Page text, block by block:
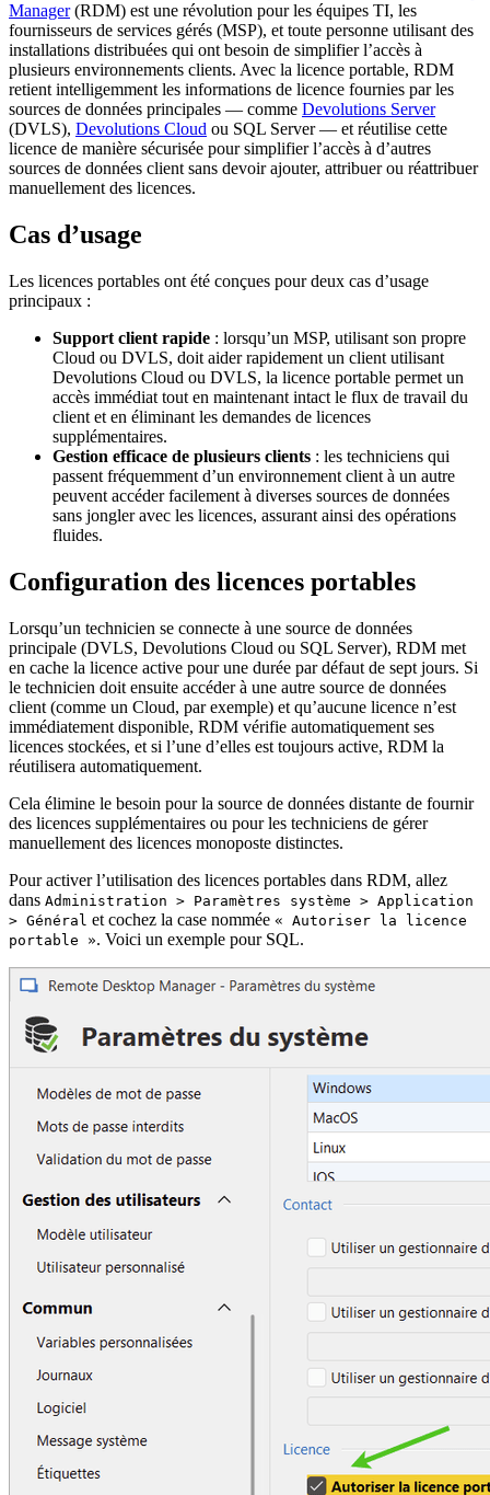
Manager(RDM) est une révolution pour les équipes TI, les
fournisseurs de services gérés (MSP), et toute personne utilisant des
installations distribuées qui ont besoin de simplifier l’accès à
plusieurs environnements clients. Avec la licence portable, RDM
retient intelligemment les informations de licence fournies par les
sources de données principales — comme Devolutions Server
(DVLS), Devolutions Cloud ou SQL Server — et réutilise cette
licence de manière sécurisée pour simplifier l’accès à d’autres
sources de données client sans devoir ajouter, attribuer ou réattribuer
manuellement des licences.
Cas d’usage
Les licences portables ont été conçues pour deux cas d’usage
principaux :
Support client rapide : lorsqu’un MSP, utilisant son propre
Cloud ou DVLS, doit aider rapidement un client utilisant
Devolutions Cloud ou DVLS, la licence portable permet un
accès immédiat tout en maintenant intact le flux de travail du
client et en éliminant les demandes de licences
supplémentaires.
Gestion efficace de plusieurs clients : les techniciens qui
passent fréquemment d’un environnement client à un autre
peuvent accéder facilement à diverses sources de données
sans jongler avec les licences, assurant ainsi des opérations
fluides.
Configuration des licences portables
Lorsqu’un technicien se connecte à une source de données
principale (DVLS, Devolutions Cloud ou SQL Server), RDM met
en cache la licence active pour une durée par défaut de sept jours. Si
le technicien doit ensuite accéder à une autre source de données
client (comme un Cloud, par exemple) et qu’aucune licence n’est
immédiatement disponible, RDM vérifie automatiquement ses
licences stockées, et si l’une d’elles est toujours active, RDM la
réutilisera automatiquement.
Cela élimine le besoin pour la source de données distante de fournir
des licences supplémentaires ou pour les techniciens de gérer
manuellement des licences monoposte distinctes.
Pour activer l’utilisation des licences portables dans RDM, allez
dans Administration > Paramètres système > Application
> Général et cochez la case nommée « Autoriser la licence
portable ». Voici un exemple pour SQL.